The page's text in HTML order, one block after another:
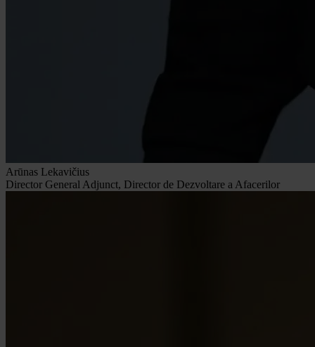
Arūnas Lekavičius
Director General Adjunct, Director de Dezvoltare a Afacerilor